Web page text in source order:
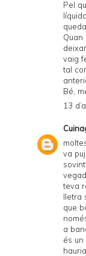
Pel
Quan
vaig
tal
Bé,
13
va
teva
lletra
que
a
és